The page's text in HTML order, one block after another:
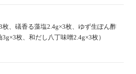
枚、礒香る藻塩2.4g×3枚、ゆず生ぽん酢
枚、和だし八丁味噌2.4g×3枚）